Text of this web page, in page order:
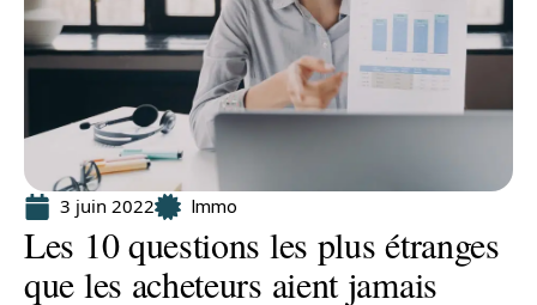
3 juin 2022 Immo
Les 10 questions les plus étranges
que les acheteurs aient jamais